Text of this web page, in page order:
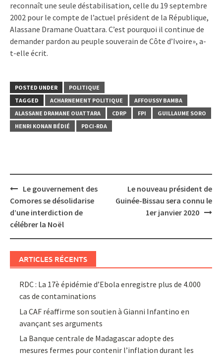
reconnaît une seule déstabilisation, celle du 19 septembre
2002 pour le compte de l’actuel président de la République,
Alassane Dramane Ouattara. C’est pourquoi il continue de
demander pardon au peuple souverain de Côte d’Ivoire», a-
t-elle écrit.
POSTED UNDER
POLITIQUE
TAGGED
ACHARNEMENT POLITIQUE
AFFOUSSY BAMBA
ALASSANE DRAMANE OUATTARA
CDRP FPI
GUILLAUME SORO
HENRI KONAN BÉDIÉ
PDCI-RDA
Post
navigation
Le gouvernement des
Comores se désolidarise
d’une interdiction de
célébrer la Noël
Le nouveau président de
Guinée-Bissau sera connu le
1er janvier 2020
ARTICLES RÉCENTS
RDC : La 17è épidémie d’Ebola enregistre plus de 4.000
cas de contaminations
La CAF réaffirme son soutien à Gianni Infantino en
avançant ses arguments
La Banque centrale de Madagascar adopte des
mesures fermes pour contenir l’inflation durant les